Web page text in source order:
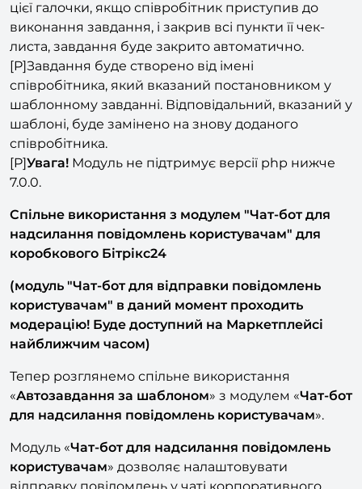
закритті всіх пунктів чек-листа?». При включенні
цієї галочки, якщо співробітник приступив до
виконання завдання, і закрив всі пункти її чек-
листа, завдання буде закрито автоматично.
[P]Завдання буде створено від імені
співробітника, який вказаний постановником у
шаблонному завданні. Відповідальний, вказаний у
шаблоні, буде замінено на знову доданого
співробітника.
[P]Увага!
7.0.0.
Спільне використання з модулем "Чат-бот для
надсилання повідомлень користувачам" для
коробкового Бітрікс24
(модуль "Чат-бот для відправки повідомлень
користувачам" в даний момент проходить
модерацію! Буде доступний на Маркетплейсі
найближчим часом)
Тепер розглянемо спільне використання
«Автозавдання за шаблоном» з модулем «Чат-бот
для надсилання повідомлень користувачам ».
Модуль «Чат-бот для надсилання повідомлень